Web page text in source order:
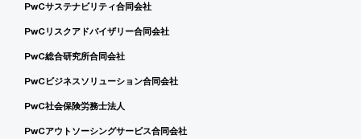
PwCサステナビリティ合同会社
PwCリスクアドバイザリー合同会社
PwC総合研究所合同会社
PwCビジネスソリューション合同会社
PwC社会保険労務士法人
PwCアウトソーシングサービス合同会社